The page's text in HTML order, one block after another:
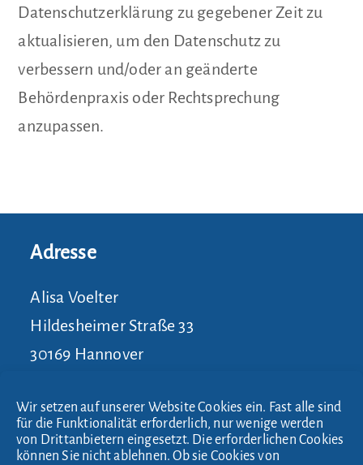
Wir setzen auf unserer Website Cookies ein. Fast alle sind
für die Funktionalität erforderlich, nur wenige werden
von Drittanbietern eingesetzt. Die erforderlichen Cookies
können Sie nicht ablehnen. Ob sie Cookies von
Datenschutzerklärung zu gegebener Zeit zu
aktualisieren, um den Datenschutz zu
verbessern und/oder an geänderte
Behördenpraxis oder Rechtsprechung
anzupassen.
Adresse
Alisa Voelter
Hildesheimer Straße 33
30169 Hannover
Kontakt